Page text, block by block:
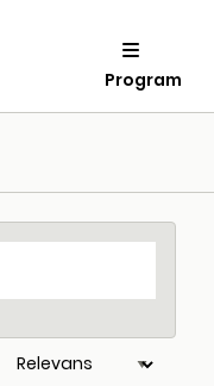
Program